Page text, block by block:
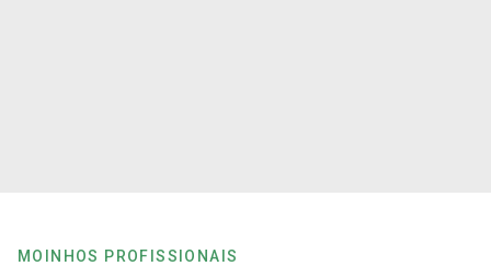
MOINHOS PROFISSIONAIS
Nossos laboratórios